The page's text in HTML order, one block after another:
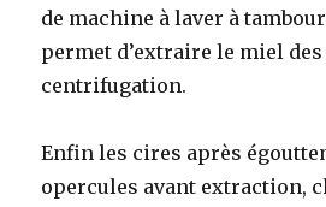
de machine à laver à
permet d’extraire le miel
centrifugation.
Enfin les cires après
opercules avant extraction,